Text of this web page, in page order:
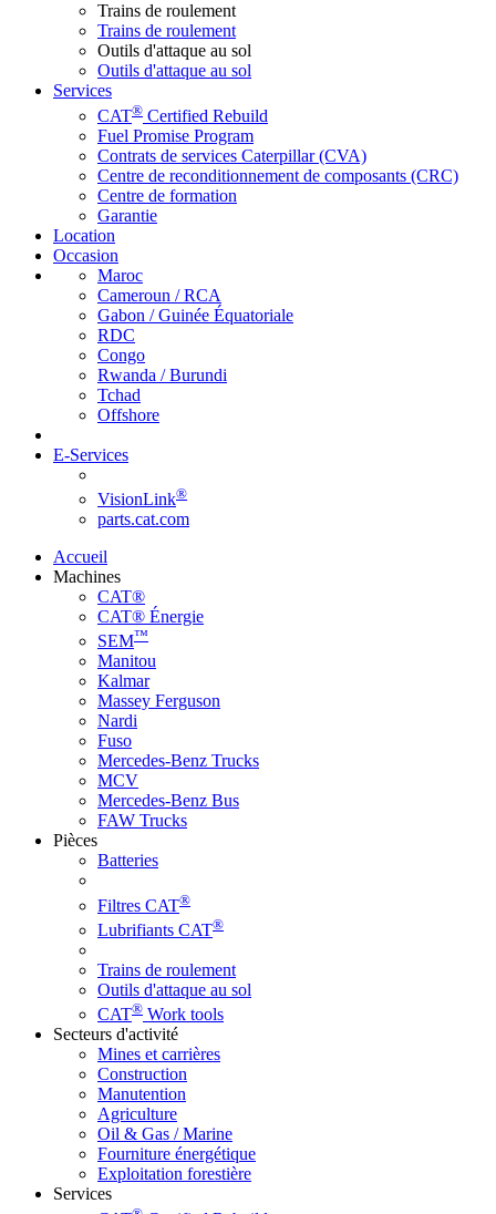
Trains de roulement
Trains de roulement
Outils d'attaque au sol
Outils d'attaque au sol
Services
CAT® Certified Rebuild
Fuel Promise Program
Contrats de services Caterpillar (CVA)
Centre de reconditionnement de composants (CRC)
Centre de formation
Garantie
Location
Occasion
Maroc
Cameroun / RCA
Gabon / Guinée Équatoriale
RDC
Congo
Rwanda / Burundi
Tchad
Offshore
E-Services
VisionLink®
parts.cat.com
Accueil
Machines
CAT®
CAT® Énergie
SEM™
Manitou
Kalmar
Massey Ferguson
Nardi
Fuso
Mercedes-Benz Trucks
MCV
Mercedes-Benz Bus
FAW Trucks
Pièces
Batteries
Filtres CAT®
Lubrifiants CAT®
Trains de roulement
Outils d'attaque au sol
CAT® Work tools
Secteurs d'activité
Mines et carrières
Construction
Manutention
Agriculture
Oil & Gas / Marine
Fourniture énergétique
Exploitation forestière
Services